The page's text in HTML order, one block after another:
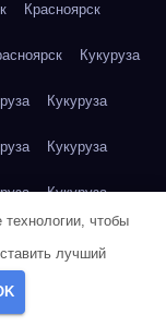
Красноярск
Кукуруза
Кукуруза
Кукуруза
Кукуруза
грудка
технологии, чтобы
лучший